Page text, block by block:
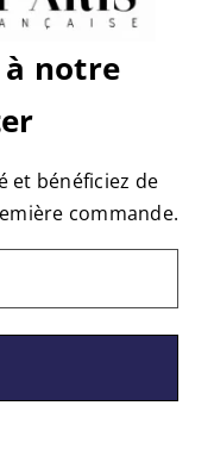
Pinterest
Vk Email
tapis
à notre
et bénéficiez de
commande.